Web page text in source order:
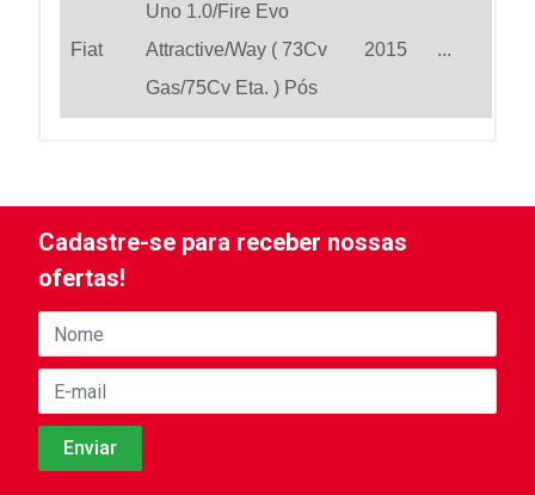
Fiat
Uno 1.0/Fire Evo
Attractive/Way ( 73Cv
Gas/75Cv Eta. ) Pós
2015 ...
Cadastre-se para receber nossas
ofertas!